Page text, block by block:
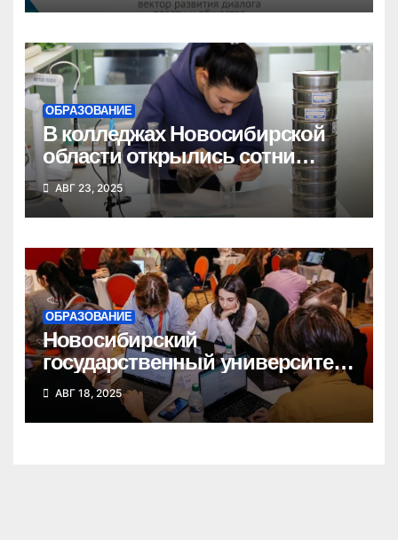
ОБРАЗОВАНИЕ
В колледжах Новосибирской
области открылись сотни
новых бюджетных мест
АВГ 23, 2025
ОБРАЗОВАНИЕ
Новосибирский
государственный университет
победил в федеральном
конкурсе стартап-студий
АВГ 18, 2025